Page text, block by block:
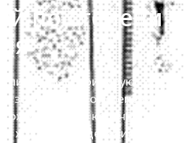
по степени
слитки классифицируют по
зависимости от степени
самое, по количеству
ходе затвердевания слитка.